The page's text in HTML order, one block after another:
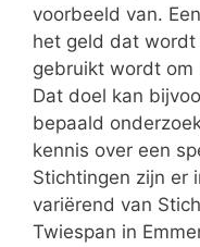
voorbeeld van.
het geld dat
gebruikt wordt om
Dat doel kan
bepaald
kennis over een
Stichtingen zijn er
variërend van
Twiespan in